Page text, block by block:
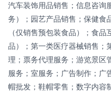
汽车装饰用品销售；信息咨询
务）；园艺产品销售；保健食
（仅销售预包装食品）；食
品）；第一类医疗器械销售；
理；票务代理服务；游览景区
服务；室服务；广告制作；广
帽批发；鞋帽零售；数字内容